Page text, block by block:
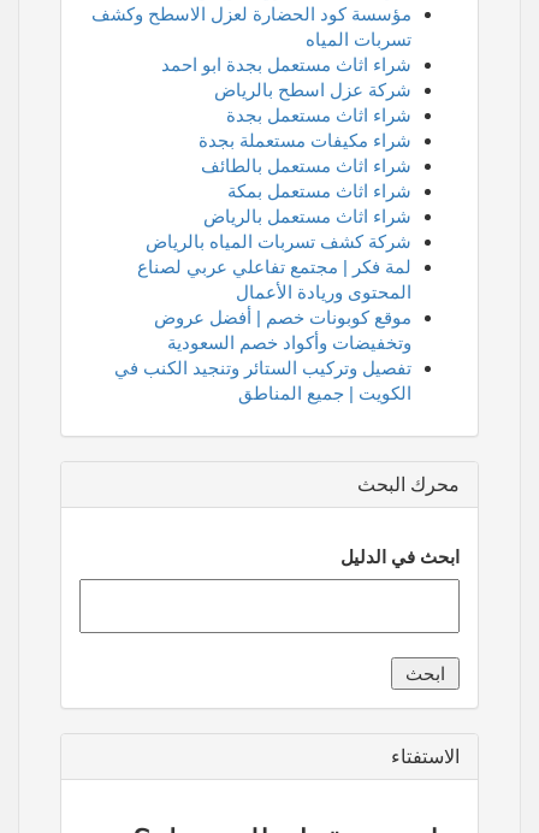
مؤسسة كود الحضارة لعزل الاسطح وكشف
تسربات المياه
شراء اثاث مستعمل بجدة ابو احمد
شركة عزل اسطح بالرياض
شراء اثاث مستعمل بجدة
شراء مكيفات مستعملة بجدة
شراء اثاث مستعمل بالطائف
شراء اثاث مستعمل بمكة
شراء اثاث مستعمل بالرياض
شركة كشف تسربات المياه بالرياض
لمة فكر | مجتمع تفاعلي عربي لصناع
المحتوى وريادة الأعمال
موقع كوبونات خصم | أفضل عروض
وتخفيضات وأكواد خصم السعودية
تفصيل وتركيب الستائر وتنجيد الكنب في
الكويت | جميع المناطق
محرك البحث
ابحث في الدليل
الاستفتاء